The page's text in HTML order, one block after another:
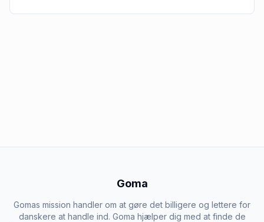
Goma
Gomas mission handler om at gøre det billigere og lettere for
danskere at handle ind. Goma hjælper dig med at finde de